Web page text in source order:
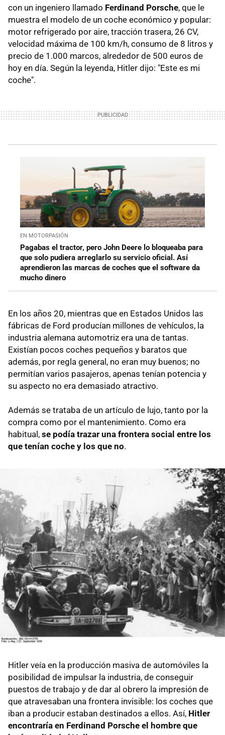
con un ingeniero llamado Ferdinand Porsche, que le
muestra el modelo de un coche económico y popular:
motor refrigerado por aire, tracción trasera, 26 CV,
velocidad máxima de 100 km/h, consumo de 8 litros y
precio de 1.000 marcos, alrededor de 500 euros de
hoy en día. Según la leyenda, Hitler dijo: "Este es mi
coche".
EN MOTORPASIÓN
Pagabas el tractor, pero John Deere lo bloqueaba para
que solo pudiera arreglarlo su servicio oficial. Así
aprendieron las marcas de coches que el software da
mucho dinero
En los años 20, mientras que en Estados Unidos las
fábricas de Ford producían millones de vehículos, la
industria alemana automotriz era una de tantas.
Existían pocos coches pequeños y baratos que
además, por regla general, no eran muy buenos; no
permitían varios pasajeros, apenas tenían potencia y
su aspecto no era demasiado atractivo.
Además se trataba de un artículo de lujo, tanto por la
compra como por el mantenimiento. Como era
habitual, se podía trazar una frontera social entre los
que tenían coche y los que no.
Hitler veía en la producción masiva de automóviles la
posibilidad de impulsar la industria, de conseguir
puestos de trabajo y de dar al obrero la impresión de
que atravesaban una frontera invisible: los coches que
iban a producir estaban destinados a ellos. Así, Hitler
encontraría en Ferdinand Porsche el hombre que